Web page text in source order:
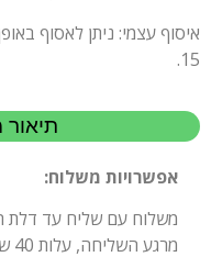
איסוף עצמי: ניתן לאסוף
15.
אפשרויות משלוח:
משלוח עם שליח עד דלת
מרגע השליחה, עלות 40 ש"ח.